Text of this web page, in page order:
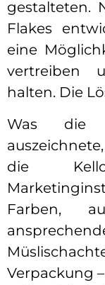
gestalteten.
Flakes
eine
vertreiben
halten. Die
Was die
die
Farben,
Verpackung